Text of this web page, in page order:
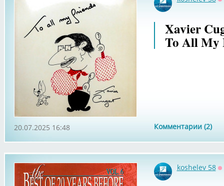
Xavier
To All My
Комментарии (2)
20.07.2025 16:48
koshelev 58